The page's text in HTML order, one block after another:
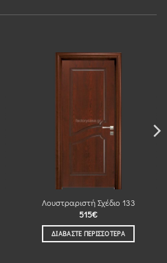
Λουστραριστή Σχέδιο 133
515€
ΔΙΑΒΆΣΤΕ ΠΕΡΙΣΣΌΤΕΡΑ